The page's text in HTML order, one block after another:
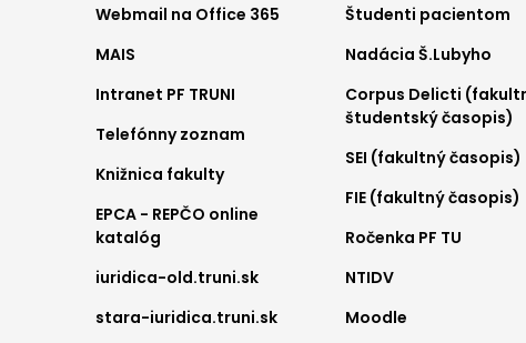
Footer
menu
1
Webmail na Office 365
MAIS
Intranet PF TRUNI
Telefónny zoznam
Knižnica fakulty
EPCA - REPČO online
katalóg
iuridica-old.truni.sk
stara-iuridica.truni.sk
Footer
menu
2
Študenti pacientom
Nadácia Š.Lubyho
Corpus Delicti
študentský časopis)
SEI (fakultný časopis)
FIE (fakultný časopis)
Ročenka PF TU
NTIDV
Moodle